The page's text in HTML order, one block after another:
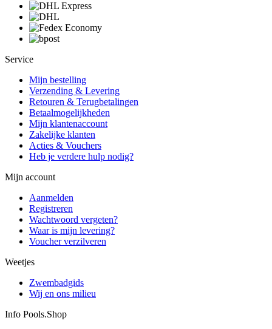
Service
Mijn bestelling
Verzending & Levering
Retouren & Terugbetalingen
Betaalmogelijkheden
Mijn klantenaccount
Zakelijke klanten
Acties & Vouchers
Heb je verdere hulp nodig?
Mijn account
Aanmelden
Registreren
Wachtwoord vergeten?
Waar is mijn levering?
Voucher verzilveren
Weetjes
Zwembadgids
Wij en ons milieu
Info Pools.Shop